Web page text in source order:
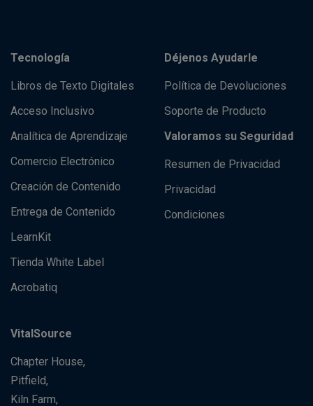
Tecnología
Libros de Texto Digitales
Acceso Inclusivo
Analítica de Aprendizaje
Comercio Electrónico
Creación de Contenido
Entrega de Contenido
LearnKit
Tienda White Label
Acrobatiq
Déjenos Ayudarle
Política de Devoluciones
Soporte de Producto
Valoramos su Seguridad
Resumen de Privacidad
Privacidad
Condiciones
VitalSource
Chapter House,
Pitfield,
Kiln Farm,